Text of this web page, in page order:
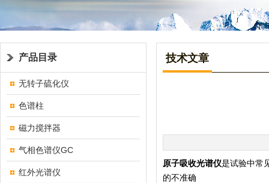
产品目录
无转子硫化仪
色谱柱
磁力搅拌器
气相色谱仪GC
红外光谱仪
技术文章
原子吸收光谱仪是试验中常
的不准确